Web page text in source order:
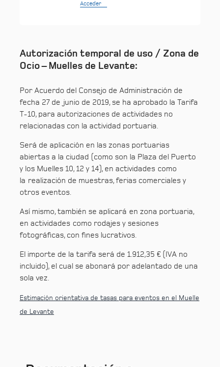
Acceder
Autorización temporal de uso / Zona de
Ocio – Muelles de Levante:
Por Acuerdo del Consejo de Administración de
fecha 27 de junio de 2019, se ha aprobado la Tarifa
T-10, para autorizaciones de actividades no
relacionadas con la actividad portuaria.
Será de aplicación en las zonas portuarias
abiertas a la ciudad (como son la Plaza del Puerto
y los Muelles 10, 12 y 14), en actividades como
la realización de muestras, ferias comerciales y
otros eventos.
Así mismo, también se aplicará en zona portuaria,
en actividades como rodajes y sesiones
fotográficas, con fines lucrativos.
El importe de la tarifa será de 1.912,35 € (IVA no
incluido), el cual se abonará por adelantado de una
sola vez.
Estimación orientativa de tasas para eventos en el Muelle
de Levante